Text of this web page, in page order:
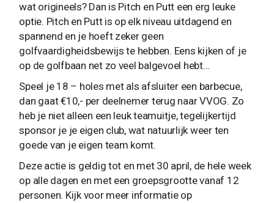
wat origineels? Dan is Pitch en Putt een erg leuke
optie. Pitch en Putt is op elk niveau uitdagend en
spannend en je hoeft zeker geen
golfvaardigheidsbewijs te hebben. Eens kijken of je
op de golfbaan net zo veel balgevoel hebt…
Speel je 18 – holes met als afsluiter een barbecue,
dan gaat €10,- per deelnemer terug naar VVOG. Zo
heb je niet alleen een leuk teamuitje, tegelijkertijd
sponsor je je eigen club, wat natuurlijk weer ten
goede van je eigen team komt.
Deze actie is geldig tot en met 30 april, de hele week
op alle dagen en met een groepsgrootte vanaf 12
personen. Kijk voor meer informatie op